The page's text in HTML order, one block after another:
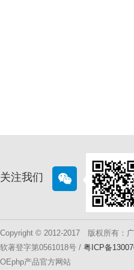
关注我们
Copyright © 2012-2017 版权所有：
软著登字第0561018号 / 粤ICP备
OEphp产品官方网站